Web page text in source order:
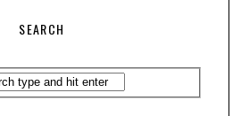
SEARCH